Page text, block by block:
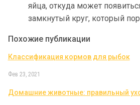
яйца, откуда может
замкнутый круг, который
Похожие публикации
Классификация кормов для рыбок
Фев 23, 2021
Домашние животные: правильный